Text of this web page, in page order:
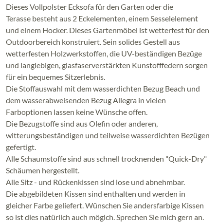
Dieses Vollpolster Ecksofa für den Garten oder die
Terasse besteht aus 2 Eckelementen, einem Sesselelement
und einem Hocker. Dieses Gartenmöbel ist wetterfest für den
Outdoorbereich konstruiert. Sein solides Gestell aus
wetterfesten Holzwerkstoffen, die UV-beständigen Bezüge
und langlebigen, glasfaserverstärkten Kunstofffedern sorgen
für ein bequemes Sitzerlebnis.
Die Stoffauswahl mit dem wasserdichten Bezug Beach und
dem wasserabweisenden Bezug Allegra in vielen
Farboptionen lassen keine Wünsche offen.
Die Bezugstoffe sind aus Olefin oder anderen,
witterungsbeständigen und teilweise wasserdichten Bezügen
gefertigt.
Alle Schaumstoffe sind aus schnell trocknenden "Quick-Dry"
Schäumen hergestellt.
Alle Sitz - und Rückenkissen sind lose und abnehmbar.
Die abgebildeten Kissen sind enthalten und werden in
gleicher Farbe geliefert. Wünschen Sie andersfarbige Kissen
so ist dies natürlich auch möglch. Sprechen Sie mich gern an.